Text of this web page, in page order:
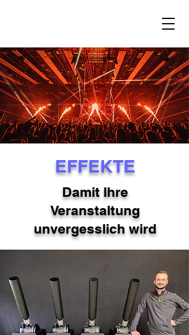
EFFEKTE
Damit Ihre
Veranstaltung
unvergesslich wird